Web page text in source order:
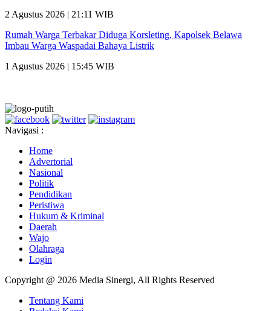
2 Agustus 2026 | 21:11 WIB
Rumah Warga Terbakar Diduga Korsleting, Kapolsek Belawa
Imbau Warga Waspadai Bahaya Listrik
1 Agustus 2026 | 15:45 WIB
Navigasi :
Home
Advertorial
Nasional
Politik
Pendidikan
Peristiwa
Hukum & Kriminal
Daerah
Wajo
Olahraga
Login
Copyright @ 2026 Media Sinergi, All Rights Reserved
Tentang Kami